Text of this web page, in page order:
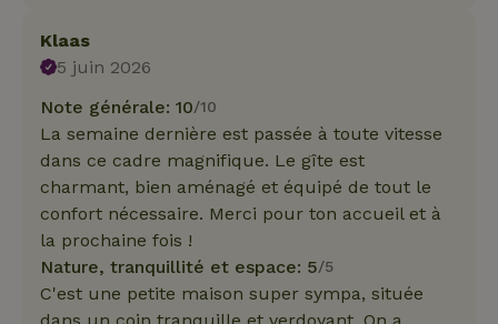
Klaas
5 juin 2026
Note générale: 10/10
La semaine dernière est passée à toute vitesse
dans ce cadre magnifique. Le gîte est
charmant, bien aménagé et équipé de tout le
confort nécessaire. Merci pour ton accueil et à
la prochaine fois !
Nature, tranquillité et espace: 5/5
C'est une petite maison super sympa, située